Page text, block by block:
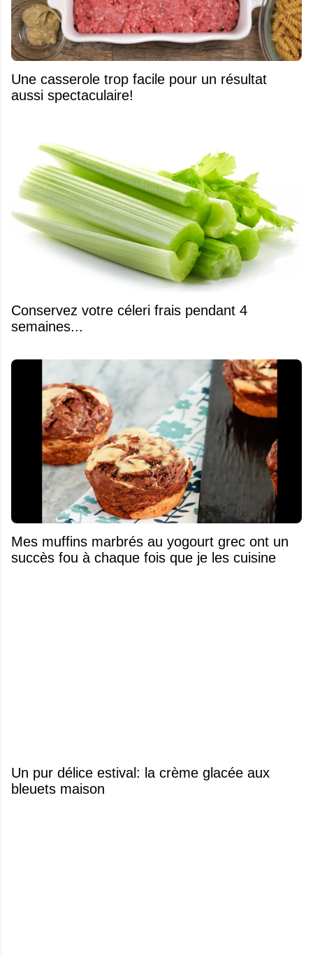
Une casserole trop facile pour un résultat
aussi spectaculaire!
Conservez votre céleri frais pendant 4
semaines...
Mes muffins marbrés au yogourt grec ont un
succès fou à chaque fois que je les cuisine
Un pur délice estival: la crème glacée aux
bleuets maison